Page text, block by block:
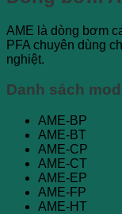
AME là dòng bơm
PFA chuyên dùng
nghiệt.
Danh sách
AME-BP
AME-BT
AME-CP
AME-CT
AME-EP
AME-FP
AME-HT